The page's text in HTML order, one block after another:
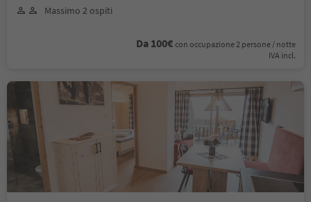
Massimo 2 ospiti
Da 100€ con occupazione 2 persone / notte
IVA incl.